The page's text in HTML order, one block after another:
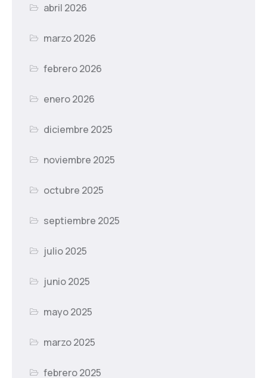
abril 2026
marzo 2026
febrero 2026
enero 2026
diciembre 2025
noviembre 2025
octubre 2025
septiembre 2025
julio 2025
junio 2025
mayo 2025
marzo 2025
febrero 2025